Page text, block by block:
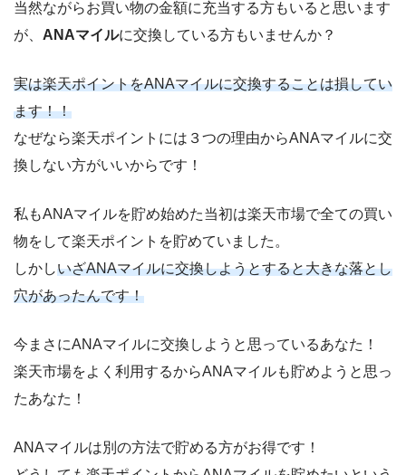
当然ながらお買い物の金額に充当する方もいると思います
が、 ANAマイルに交換している方もいませんか？
実は楽天ポイントをANAマイルに交換することは損してい
ます！！
なぜなら楽天ポイントには３つの理由からANAマイルに交
換しない方がいいからです！
私もANAマイルを貯め始めた当初は楽天市場で全ての買い
物をして楽天ポイントを貯めていました。
しかしいざANAマイルに交換しようとすると大きな落とし
穴があったんです！
今まさにANAマイルに交換しようと思っているあなた！
楽天市場をよく利用するからANAマイルも貯めようと思っ
たあなた！
ANAマイルは別の方法で貯める方がお得です！